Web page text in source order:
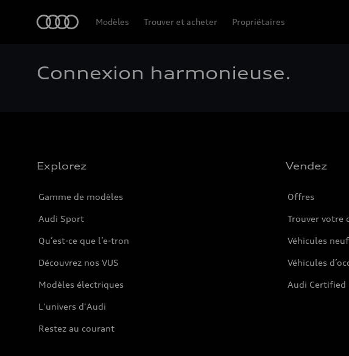
Modèles Trouver et acheter Propriétaires
Connexion harmonieuse.
Explorez
Gamme de modèles
Audi Sport
Qu’est-ce que l’e-tron
Découvrez nos VUS
Modèles électriques
L'univers d'Audi
Restez au courant
Vendez
Offres
Trouver votre
Véhicules
Véhicules
Audi Certified